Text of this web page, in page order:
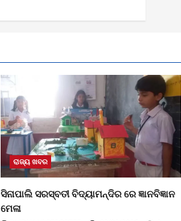
ରାଜ୍ୟ ଖବର
ସିନାପାଲି ସରସ୍ବତୀ ବିଦ୍ୟାମନ୍ଦିର ରେ ଜ୍ଞାନବିଜ୍ଞାନ
ମେଳା